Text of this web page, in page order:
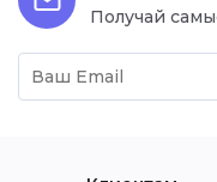
Получай